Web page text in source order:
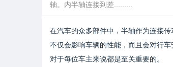
轴。内半轴连接到差.........
在汽车的众多部件中，半轴作为连接
不仅会影响车辆的性能，而且会对行
对于每位车主来说都是至关重要的。